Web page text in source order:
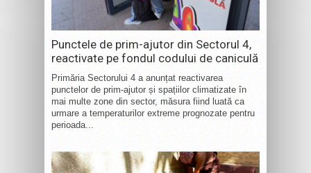
Punctele de prim-ajutor din Sectorul 4,
reactivate pe fondul codului de caniculă
Primăria Sectorului 4 a anunțat reactivarea
punctelor de prim-ajutor și spațiilor climatizate în
mai multe zone din sector, măsura fiind luată ca
urmare a temperaturilor extreme prognozate pentru
perioada...